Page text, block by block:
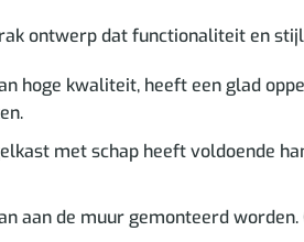
ontwerp dat functionaliteit en
hoge kwaliteit, heeft een glad
met schap heeft voldoende
aan de muur gemonteerd